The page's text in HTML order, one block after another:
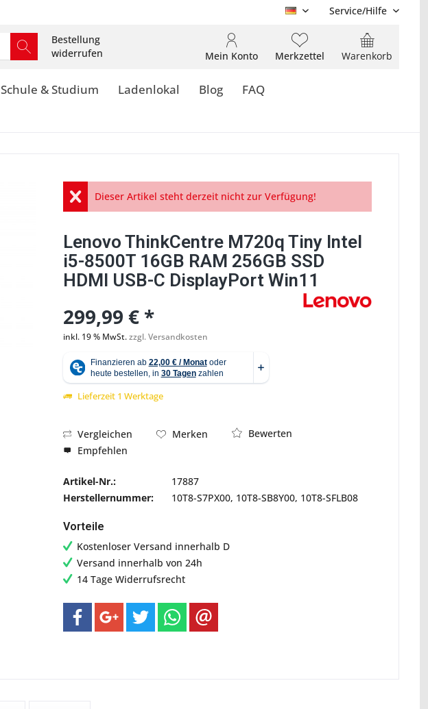
DE Service/Hilfe
Bestellung
widerrufen
Warenkorb
Merkzettel
Mein Konto
Schule & Studium Ladenlokal Blog FAQ
Abbildung ähnlich
Dieser Artikel steht derzeit nicht zur Verfügung!
Lenovo ThinkCentre M720q Tiny Intel
i5-8500T 16GB RAM 256GB SSD
HDMI USB-C DisplayPort Win11
299,99 € *
inkl. 19 % MwSt.zzgl. Versandkosten
Lieferzeit 1 Werktage
Vergleichen Merken
Bewerten
Empfehlen
Artikel-Nr.:
17887
Herstellernummer:
10T8-S7PX00, 10T8-SB8Y00, 10T8-SFLB08
Vorteile
Kostenloser Versand innerhalb D
Versand innerhalb von 24h
14 Tage Widerrufsrecht